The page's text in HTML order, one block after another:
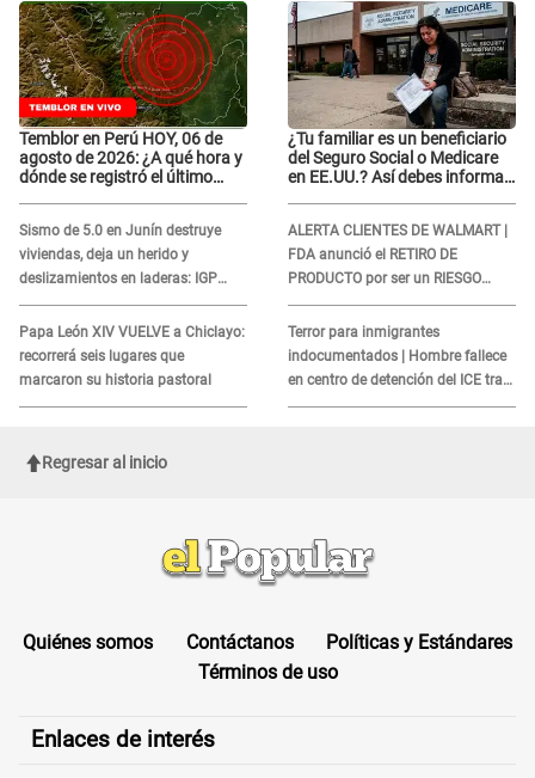
Temblor en Perú HOY, 06 de
agosto de 2026: ¿A qué hora y
dónde se registró el último
Sismo de 5.0 en Junín destruye
viviendas, deja un herido y
deslizamientos en laderas: IGP
alerta sobre posibles réplicas
Papa León XIV VUELVE a Chiclayo:
recorrerá seis lugares que
marcaron su historia pastoral
¿Tu familiar es un beneficiario
del Seguro Social o Medicare
en EE.UU.? Así debes informar
ALERTA CLIENTES DE WALMART |
FDA anunció el RETIRO DE
PRODUCTO por ser un RIESGO
MORTAL para consumidores: ¿Cuál
es?
Terror para inmigrantes
indocumentados | Hombre fallece
en centro de detención del ICE tras
sufrir una "emergencia médica"
Regresar al inicio
Quiénes somos Contáctanos
Políticas y Estándares
Términos de uso
Enlaces de interés